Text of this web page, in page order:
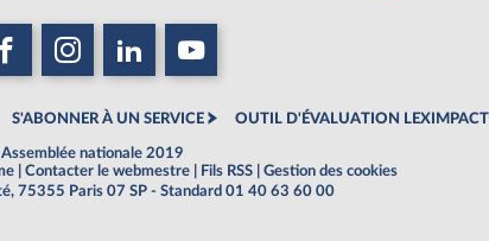
S'ABONNER À UN SERVICE OUTIL D'ÉVALUATION LEXIMPACT
nationale 2019
Contacter le webmestre Fils RSS
Gestion des cookies
75355 Paris 07 SP - Standard 01 40 63 60 00